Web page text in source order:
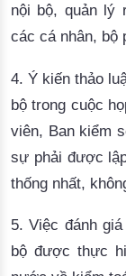
nội bộ, quản lý
các cá nhân, bộ
4. Ý kiến thảo
bộ trong cuộc
viên, Ban kiểm
sự phải được
thống nhất,
5. Việc đánh
bộ được thực